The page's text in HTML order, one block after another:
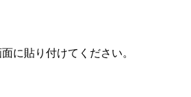
に貼り付けてください。